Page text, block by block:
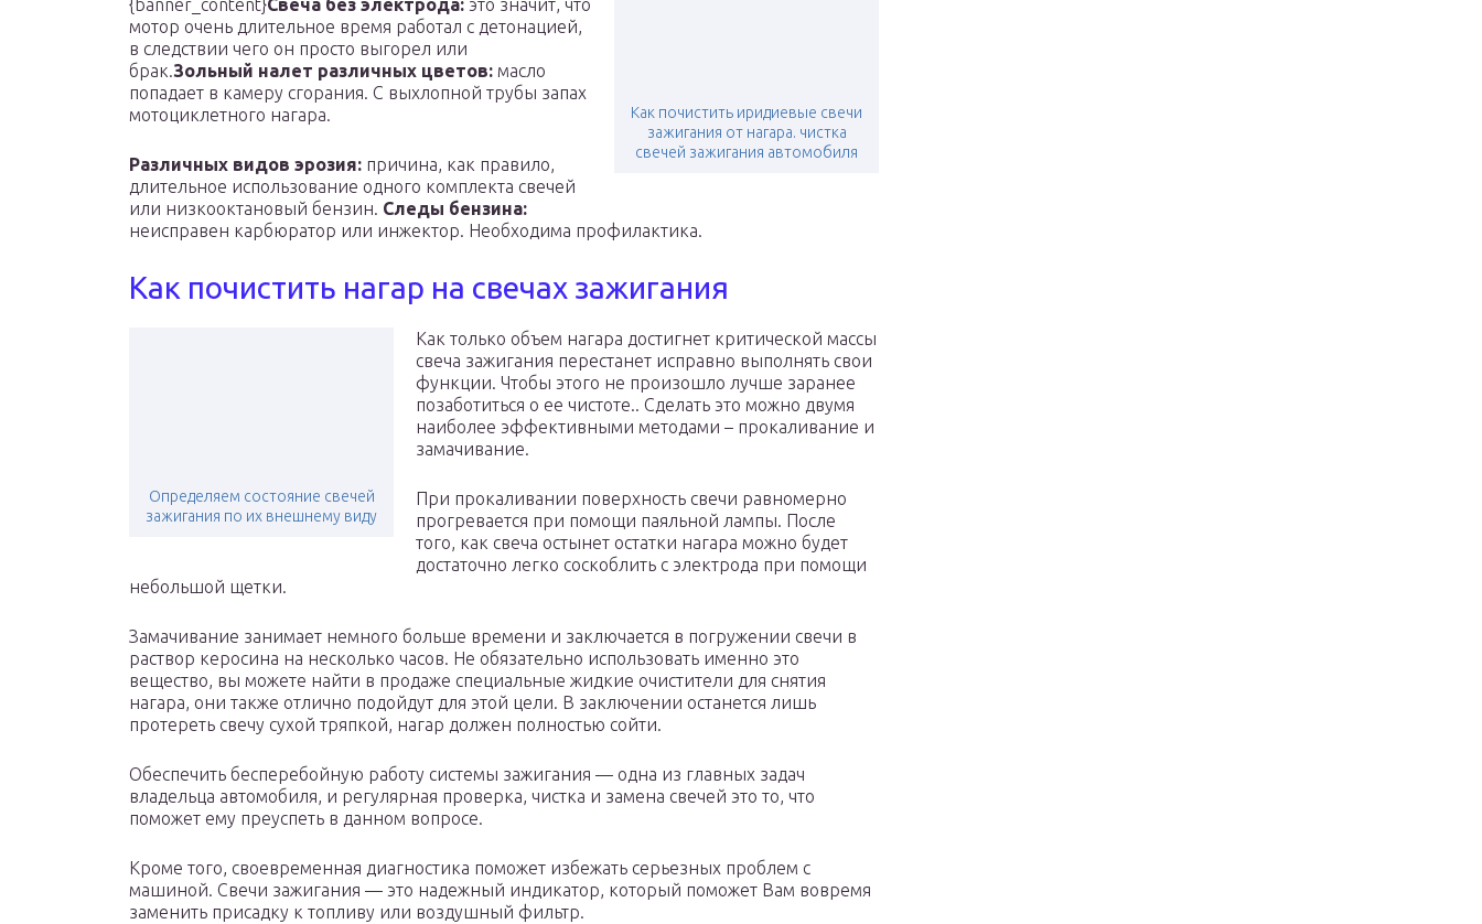
Как почистить иридиевые свечи
зажигания от нагара. чистка
свечей зажигания автомобиля
{banner_content}Свеча без электрода: это значит, что
мотор очень длительное время работал с детонацией,
в следствии чего он просто выгорел или
брак.Зольный налет различных цветов: масло
попадает в камеру сгорания. С выхлопной трубы запах
мотоциклетного нагара.
Различных видов эрозия: причина, как правило,
длительное использование одного комплекта свечей
или низкооктановый бензин. Следы бензина:
неисправен карбюратор или инжектор. Необходима профилактика.
Как почистить нагар на свечах зажигания
Определяем состояние свечей
зажигания по их внешнему виду
Как только объем нагара достигнет критической массы
свеча зажигания перестанет исправно выполнять свои
функции. Чтобы этого не произошло лучше заранее
позаботиться о ее чистоте.. Сделать это можно двумя
наиболее эффективными методами – прокаливание и
замачивание.
При прокаливании поверхность свечи равномерно
прогревается при помощи паяльной лампы. После
того, как свеча остынет остатки нагара можно будет
достаточно легко соскоблить с электрода при помощи
небольшой щетки.
Замачивание занимает немного больше времени и заключается в погружении свечи в
раствор керосина на несколько часов. Не обязательно использовать именно это
вещество, вы можете найти в продаже специальные жидкие очистители для снятия
нагара, они также отлично подойдут для этой цели. В заключении останется лишь
протереть свечу сухой тряпкой, нагар должен полностью сойти.
Обеспечить бесперебойную работу системы зажигания — одна из главных задач
владельца автомобиля, и регулярная проверка, чистка и замена свечей это то, что
поможет ему преуспеть в данном вопросе.
Кроме того, своевременная диагностика поможет избежать серьезных проблем с
машиной. Свечи зажигания — это надежный индикатор, который поможет Вам вовремя
заменить присадку к топливу или воздушный фильтр.